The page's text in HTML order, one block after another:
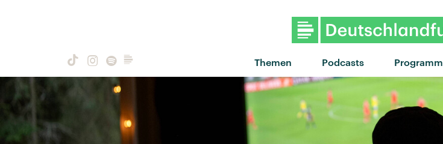
Themen Podcasts Programm